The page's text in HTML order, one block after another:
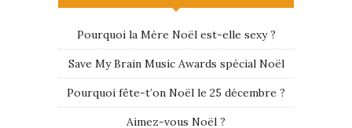
Pourquoi la Mère Noël est-elle sexy ?
Save My Brain Music Awards spécial Noël
Pourquoi fête-t’on Noël le 25 décembre ?
Aimez-vous Noël ?